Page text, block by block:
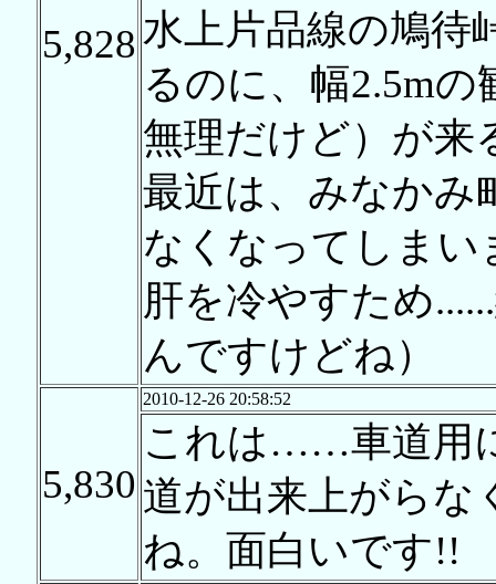
5,828水上片品線の鳩待
るのに、幅2.5m
無理だけど）が来
最近は、みなかみ
なくなってしまい
肝を冷やすため
んですけどね）
5,830
2010-12-26 20:58:52
これは……車道用
道が出来上がらな
ね。面白いです!!